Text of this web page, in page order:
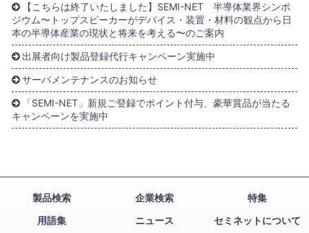
【こちらは終了いたしました】SEMI-NET 半導体業界シンポ
ジウム〜トップスピーカーがデバイス・装置・材料の観点から日
本の半導体産業の現状と将来を考える〜のご案内
出展者向け製品登録代行キャンペーン実施中
サーバメンテナンスのお知らせ
「SEMI-NET」新規ご登録でポイント付与、豪華賞品が当たる
キャンペーンを実施中
製品検索 企業検索
特集
用語集
ニュース セミネットについて